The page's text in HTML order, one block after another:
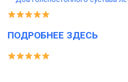
ПОДРОБНЕЕ ЗДЕСЬ